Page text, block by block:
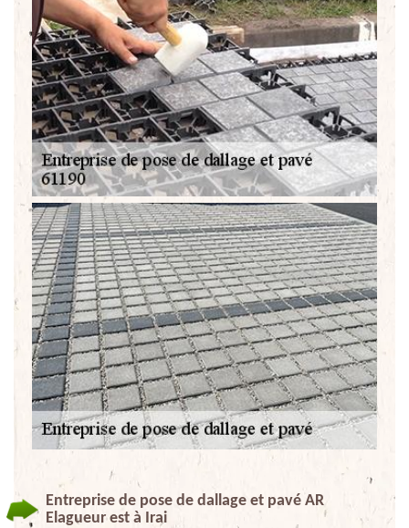
Entreprise de pose de dallage et pavé AR
Elagueur est à Irai